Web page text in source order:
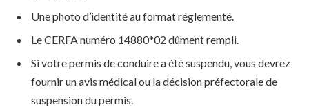
Une photo d’identité au format réglementé.
Le CERFA numéro 14880*02 dûment rempli.
Si votre permis de conduire a été suspendu, vous devrez
fournir un avis médical ou la décision préfectorale de
suspension du permis.